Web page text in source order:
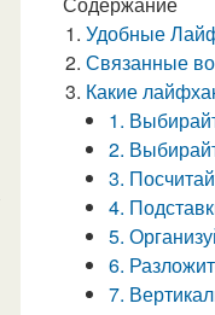
Удобные
Связанные
Какие
1.
2.
3.
4.
5.
6.
7.